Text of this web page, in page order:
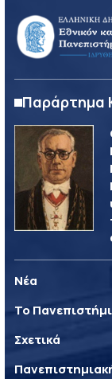
Παράρτημα
Νέα
Το
Σχετικά